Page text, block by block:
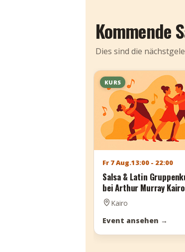
Kommende
Dies sind die
KURS
Fr 7 Aug.13:00 - 22:00
Salsa & Latin
bei Arthur Murray Kairo
Kairo
Event ansehen →